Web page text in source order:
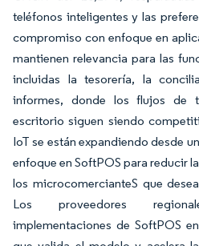
teléfonos inteligentes y las
compromiso con enfoque en
mantienen relevancia para las
incluidas la tesorería, la
informes, donde los flujos de
escritorio siguen siendo
IoT se están expandiendo desde
enfoque en SoftPOS para reducir
los microcomercianteS que
Los proveedores
implementaciones de SoftPOS